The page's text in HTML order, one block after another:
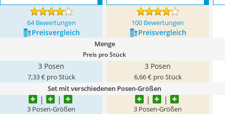
64 Bewertungen 100 Bewertungen
Preis­vergleich Preis­vergleich
Menge
Preis pro Stück
3 Posen
7,33 € pro Stück
3 Posen
6,66 € pro Stück
Set mit verschiedenen Posen-Größen
3 Posen-Größen 3 Posen-Größen